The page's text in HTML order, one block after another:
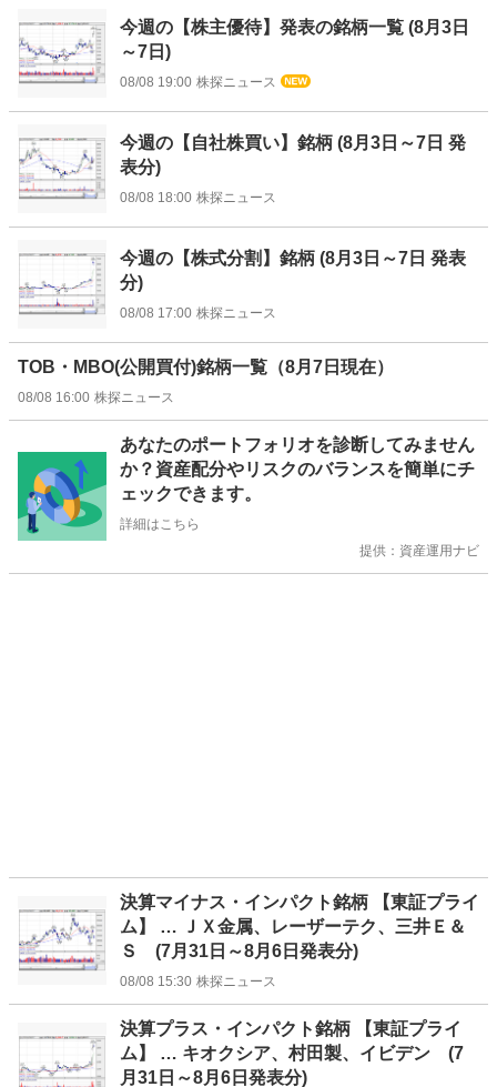
今週の【株主優待】発表の銘柄一覧 (8月3日
～7日)
08/08 19:00 株探ニュース
今週の【自社株買い】銘柄 (8月3日～7日 発
表分)
08/08 18:00 株探ニュース
今週の【株式分割】銘柄 (8月3日～7日 発表
分)
08/08 17:00 株探ニュース
TOB・MBO(公開買付)銘柄一覧（8月7日現在）
08/08 16:00 株探ニュース
あなたのポートフォリオを診断してみません
か？資産配分やリスクのバランスを簡単にチ
ェックできます。
詳細はこちら
提供：資産運用ナビ
決算マイナス・インパクト銘柄 【東証プライ
ム】 … ＪＸ金属、レーザーテク、三井Ｅ＆
Ｓ (7月31日～8月6日発表分)
08/08 15:30 株探ニュース
決算プラス・インパクト銘柄 【東証プライ
ム】 … キオクシア、村田製、イビデン (7
月31日～8月6日発表分)